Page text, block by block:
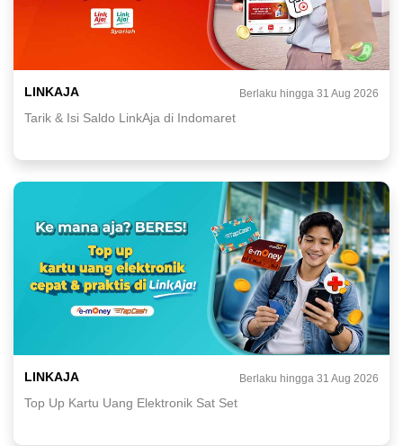
LINKAJA Berlaku hingga 31 Aug 2026
Tarik & Isi Saldo LinkAja di Indomaret
LINKAJA Berlaku hingga 31 Aug 2026
Top Up Kartu Uang Elektronik Sat Set